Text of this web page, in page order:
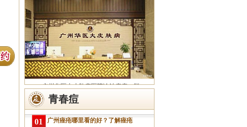
广州华医大皮肤病医院诊治痤疮、脱
发、灰指甲、荨麻疹、湿疹、皮炎、斑秃、
皮肤过敏、扁平疣、带状疱疹、皮肤瘙痒、
皮肤过敏等皮肤疾病的治疗方面...详细>>
青春痘
01
广州痤疮哪里看的好？了解痤疮